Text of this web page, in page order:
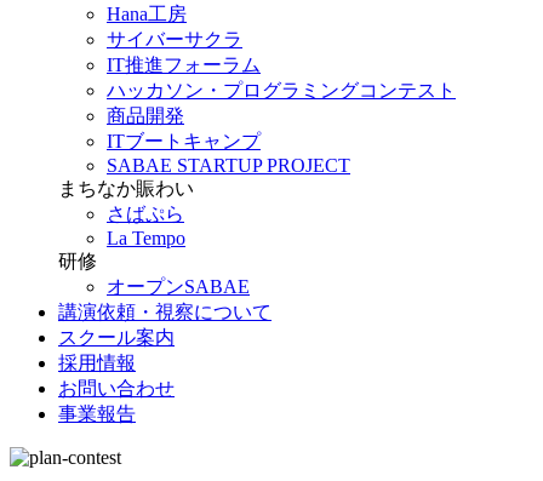
Hana工房
サイバーサクラ
IT推進フォーラム
ハッカソン・プログラミングコンテスト
商品開発
ITブートキャンプ
SABAE STARTUP PROJECT
まちなか賑わい
さばぷら
La Tempo
研修
オープンSABAE
講演依頼・視察について
スクール案内
採用情報
お問い合わせ
事業報告